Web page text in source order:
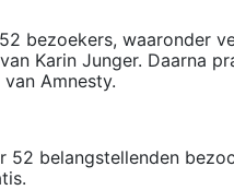
bezoekers, waaronder
Karin Junger. Daarna
Amnesty.
belangstellenden